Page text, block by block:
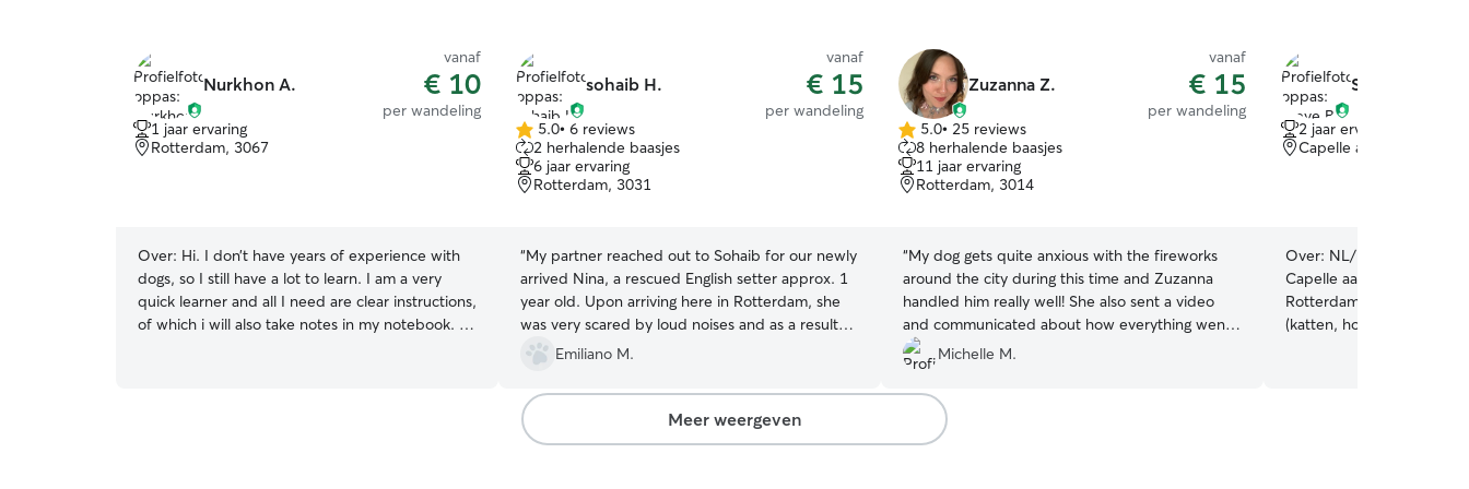
Nurkhon A.
vanaf
€ 10
per wandeling
1 jaar ervaring
Rotterdam, 3067
Over: Hi. I don’t have years of experience with
dogs, so I still have a lot to learn. I am a very
quick learner and all I need are clear instructions,
of which i will also take notes in my notebook. I
sohaib H.
vanaf
€ 15
per wandeling
5.0
van
5
sterren
5.0• 6 reviews
2 herhalende baasjes
6 jaar ervaring
Rotterdam, 3031
“My partner reached out to Sohaib for our newly
arrived Nina, a rescued English setter approx. 1
year old. Upon arriving here in Rotterdam, she
was very scared by loud noises and as a result
could not take a walk without freezing multiple
times. Sohaib was able to gain her trust and, also
letting her learn from other dogs, gradually make
her less scared. Seeing her enjoy playing with
other dogs for the first time since her arrival in
Emiliano M.
Zuzanna Z.
vanaf
€ 15
per wandeling
5.0
van
5
sterren
5.0• 25 reviews
8 herhalende baasjes
11 jaar ervaring
Rotterdam, 3014
“My dog gets quite anxious with the fireworks
around the city during this time and Zuzanna
handled him really well! She also sent a video
and communicated about how everything went.
I wouldn’t hesitate to ask her to care for him
again!
Michelle M.
Steve B.
2 jaar ervaring
Capelle aan den IJssel,
Over: NL/EN/DE/FR Ik
Capelle aan den IJssel in
Rotterdam. Ik heb altijd
(katten, honden) vanaf
Meer weergeven